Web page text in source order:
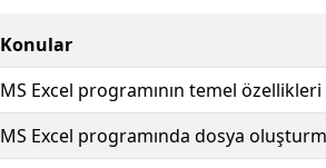
Konular
MS Excel programının temel özellikleri
MS Excel programında dosya